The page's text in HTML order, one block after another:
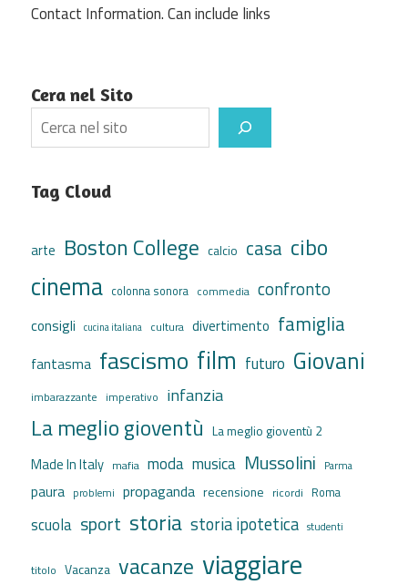
Contact Information. Can include links
Cera nel Sito
Search
Tag Cloud
arte Boston College calcio casa cibo
cinema colonna sonora commedia confronto
consigli cucina italiana cultura divertimento famiglia
fantasma fascismo film futuro Giovani
imbarazzante imperativo infanzia
La meglio gioventù La meglio gioventù 2
Made In Italy mafia moda musica Mussolini Parma
paura problemi propaganda recensione ricordi Roma
scuola sport storia storia ipotetica studenti
titolo Vacanza vacanze viaggiare